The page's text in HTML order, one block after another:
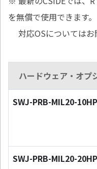
を無償で使用できます。
対応OSについてはお
ハードウェア・オプ
SWJ-PRB-MIL20-10HP
SWJ-PRB-MIL20-20HP